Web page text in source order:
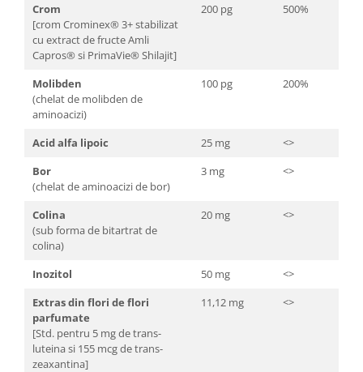
Crom
[crom Crominex® 3+ stabilizat
cu extract de fructe Amli
Capros® si PrimaVie® Shilajit]
200 pg 500%
Molibden
(chelat de molibden de
aminoacizi)
100 pg 200%
Acid alfa lipoic 25 mg
<>
Bor
(chelat de aminoacizi de bor)
3 mg <>
Colina
(sub forma de bitartrat de
colina)
20 mg <>
Inozitol 50 mg
<>
Extras din flori de flori
parfumate
[Std. pentru 5 mg de trans-
luteina si 155 mcg de trans-
zeaxantina]
11,12 mg <>